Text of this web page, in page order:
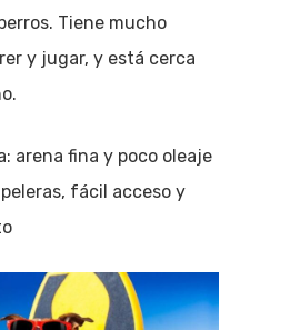
Tiene mucho
y jugar, y está cerca
arena fina y poco oleaje
fácil acceso y